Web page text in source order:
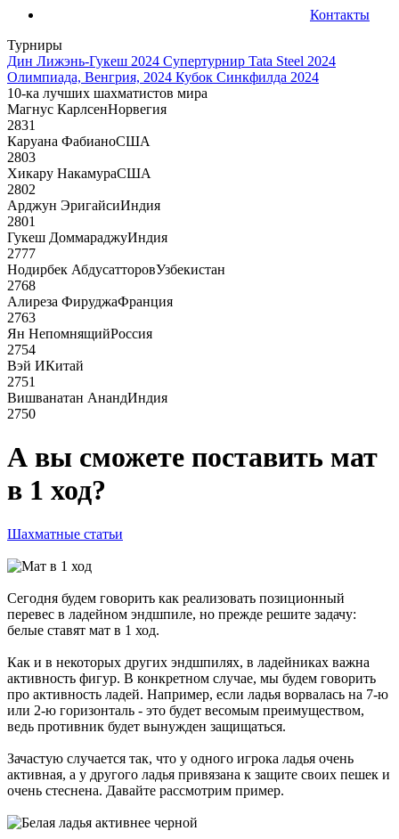
Контакты
Турниры
Дин Лижэнь-Гукеш 2024 Супертурнир Tata Steel 2024
Олимпиада, Венгрия, 2024 Кубок Синкфилда 2024
10-ка лучших шахматистов мира
Магнус КарлсенНорвегия
2831
Каруана ФабианоСША
2803
Хикару НакамураСША
2802
Арджун ЭригайсиИндия
2801
Гукеш ДоммараджуИндия
2777
Нодирбек АбдусатторовУзбекистан
2768
Алиреза ФируджаФранция
2763
Ян НепомнящийРоссия
2754
Вэй ИКитай
2751
Вишванатан АнандИндия
2750
А вы сможете поставить мат
в 1 ход?
Шахматные статьи
Сегодня будем говорить как реализовать позиционный
перевес в ладейном эндшпиле, но прежде решите задачу:
белые ставят мат в 1 ход.
Как и в некоторых других эндшпилях, в ладейниках важна
активность фигур. В конкретном случае, мы будем говорить
про активность ладей. Например, если ладья ворвалась на 7-ю
или 2-ю горизонталь - это будет весомым преимуществом,
ведь противник будет вынужден защищаться.
Зачастую случается так, что у одного игрока ладья очень
активная, а у другого ладья привязана к защите своих пешек и
очень стеснена. Давайте рассмотрим пример.